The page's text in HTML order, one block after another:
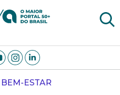
Viva Notícias
ESTAR